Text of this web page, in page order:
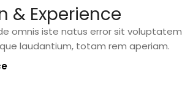
& Experience
omnis iste natus error sit voluptatem
laudantium, totam rem aperiam.